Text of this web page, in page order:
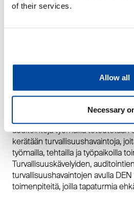
of their services.
Allow all
Necessary
Henkilöstötyytyväisyys vuonna
eNPS oli 42 ja esihenkilöiden
vastausprosentti oli korkea, 77.
Työturvallisuuden eteen on tehty
on jo vuosia panostanut
auditointeja työmailla toteutetaan
kerätään turvallisuushavaintoja,
työmailla, tehtailla ja työpaikoilla
Turvallisuuskävelyiden,
turvallisuushavaintojen avulla
toimenpiteitä, joilla tapaturmia